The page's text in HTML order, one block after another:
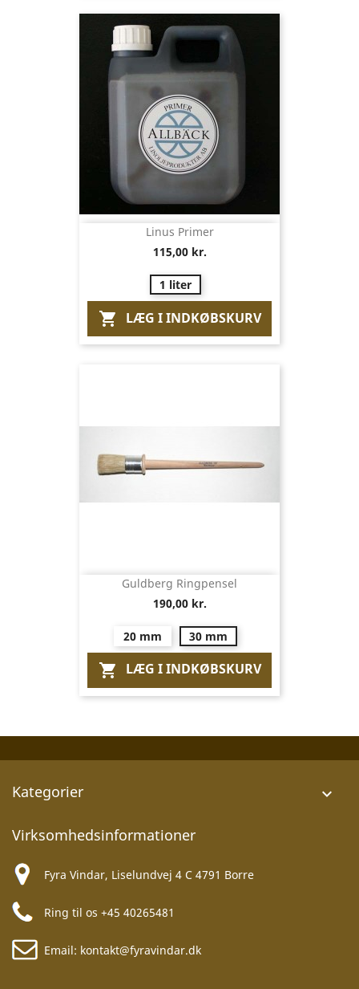
Linus Primer
115,00 kr.
1 liter
 LÆG I INDKØBSKURV
Guldberg Ringpensel
190,00 kr.
20 mm 30 mm
 LÆG I INDKØBSKURV
Kategorier 
Virksomhedsinformationer
Fyra Vindar, Liselundvej 4 C 4791 Borre
Ring til os +45 40265481
Email: kontakt@fyravindar.dk